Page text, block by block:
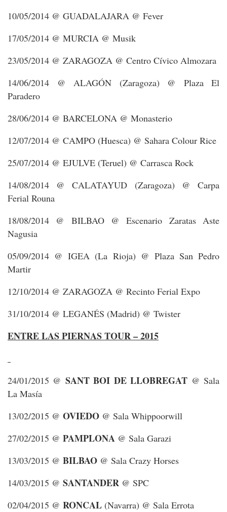
10/05/2014 @ GUADALAJARA @ Fever
17/05/2014 @ MURCIA @ Musik
23/05/2014 @ ZARAGOZA @ Centro Cívico Almozara
14/06/2014 @ ALAGÓN (Zaragoza) @ Plaza El
Paradero
28/06/2014 @ BARCELONA @ Monasterio
12/07/2014 @ CAMPO (Huesca) @ Sahara Colour Rice
25/07/2014 @ EJULVE (Teruel) @ Carrasca Rock
14/08/2014 @ CALATAYUD (Zaragoza) @ Carpa
Ferial Rouna
18/08/2014 @ BILBAO @ Escenario Zaratas Aste
Nagusia
05/09/2014 @ IGEA (La Rioja) @ Plaza San Pedro
Martir
12/10/2014 @ ZARAGOZA @ Recinto Ferial Expo
31/10/2014 @ LEGANÉS (Madrid) @ Twister
ENTRE LAS PIERNAS TOUR – 2015
24/01/2015 @ SANT BOI DE LLOBREGAT @ Sala
La Masía
13/02/2015 @ OVIEDO @ Sala Whippoorwill
27/02/2015 @ PAMPLONA @ Sala Garazi
13/03/2015 @ BILBAO @ Sala Crazy Horses
14/03/2015 @ SANTANDER @ SPC
02/04/2015 @ RONCAL (Navarra) @ Sala Errota